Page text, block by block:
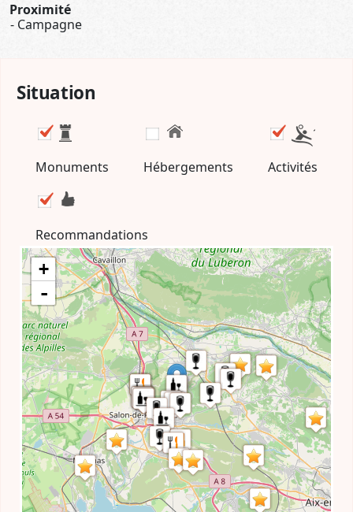
Proximité
Campagne
Situation
Monuments Hébergements Activités
Recommandations
+
-